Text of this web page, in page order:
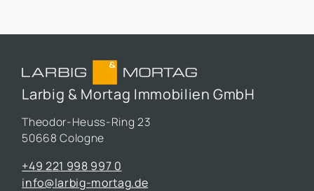
Larbig & Mortag Immobilien GmbH
Theodor-Heuss-Ring 23
50668 Cologne
+49 221 998 997 0
info@larbig-mortag.de